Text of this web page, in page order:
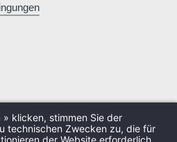
klicken, stimmen Sie der
technischen Zwecken zu, die für
der Website erforderlich